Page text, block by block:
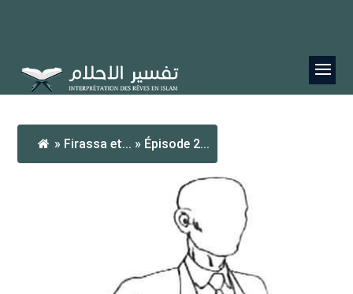
» Firassa et... » Épisode 2...